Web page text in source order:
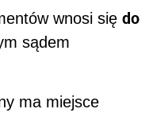
wnosi się do
sądem
ma miejsce